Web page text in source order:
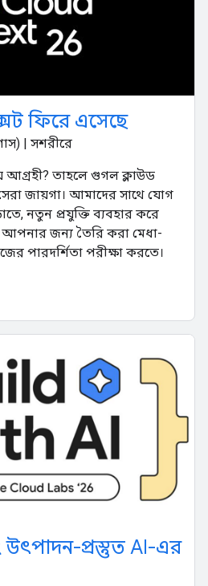
ফিরে এসেছে
| সশরীরে
আগ্রহী? তাহলে গুগল ক্লাউড
জায়গা। আমাদের সাথে যোগ
নতুন প্রযুক্তি ব্যবহার করে
আপনার জন্য তৈরি করা মেধা-
পারদর্শিতা পরীক্ষা করতে।
উৎপাদন-প্রস্তুত AI-এর